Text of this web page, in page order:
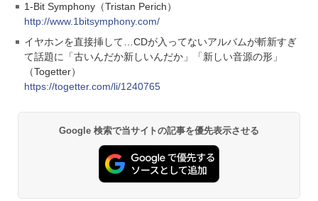
1-Bit Symphony（Tristan Perich）
http://www.1bitsymphony.com/
イヤホンを直接挿して…CDが入ってないアルバムが斬新すぎ
て話題に「古いんだか新しいんだか」「新しい音源の形」
（Togetter）
https://togetter.com/li/1240765
Google 検索で当サイトの記事を優先表示させる